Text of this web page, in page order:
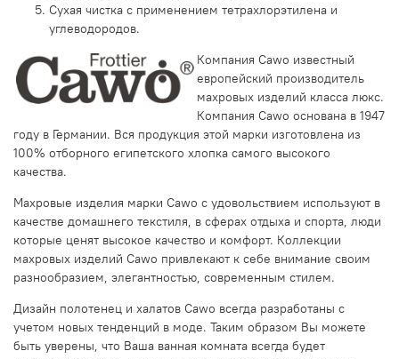
Сухая чистка с применением тетрахлорэтилена и
углеводородов.
Компания Cawo известный
европейский производитель
махровых изделий класса люкс.
Компания Cawo основана в 1947
году в Германии. Вся продукция этой марки изготовлена из
100% отборного египетского хлопка самого высокого
качества.
Махровые изделия марки Cawo с удовольствием используют в
качестве домашнего текстиля, в сферах отдыха и спорта, люди
которые ценят высокое качество и комфорт. Коллекции
махровых изделий Cawo привлекают к себе внимание своим
разнообразием, элегантностью, современным стилем.
Дизайн полотенец и халатов Cawo всегда разработаны с
учетом новых тенденций в моде. Таким образом Вы можете
быть уверены, что Ваша ванная комната всегда будет